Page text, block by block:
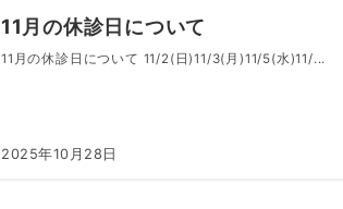
11月の休診日について
11月の休診日について 11/2(日)11/3(月)11/5(水)11/...
2025年10月28日